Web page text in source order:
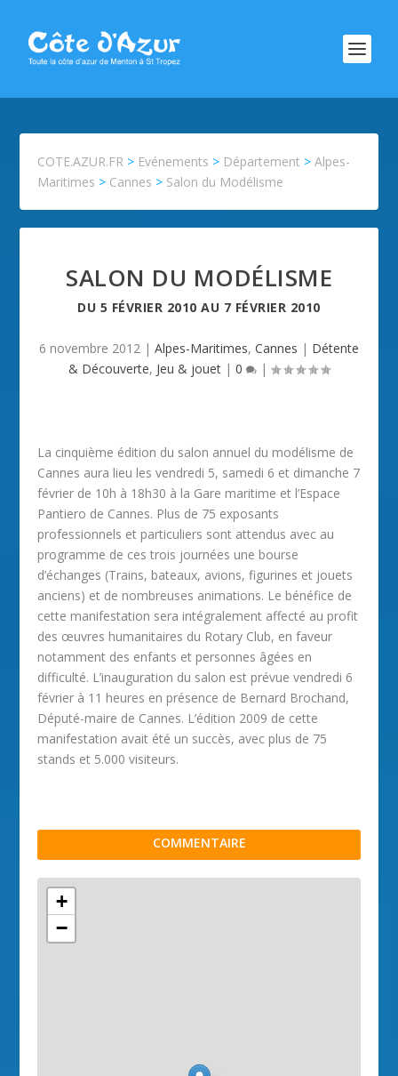
COTE.AZUR.FR > Evénements > Département >Alpes-
Maritimes > Cannes > Salon du Modélisme
SALON DU MODÉLISME
DU 5 FÉVRIER 2010 AU 7 FÉVRIER 2010
6 novembre 2012 | Alpes-Maritimes, Cannes | Détente
& Découverte, Jeu & jouet | 0 |
La cinquième édition du salon annuel du modélisme de
Cannes aura lieu les vendredi 5, samedi 6 et dimanche 7
février de 10h à 18h30 à la Gare maritime et l’Espace
Pantiero de Cannes. Plus de 75 exposants
professionnels et particuliers sont attendus avec au
programme de ces trois journées une bourse
d’échanges (Trains, bateaux, avions, figurines et jouets
anciens) et de nombreuses animations. Le bénéfice de
cette manifestation sera intégralement affecté au profit
des œuvres humanitaires du Rotary Club, en faveur
notamment des enfants et personnes âgées en
difficulté. L’inauguration du salon est prévue vendredi 6
février à 11 heures en présence de Bernard Brochand,
Député-maire de Cannes. L’édition 2009 de cette
manifestation avait été un succès, avec plus de 75
stands et 5.000 visiteurs.
COMMENTAIRE
+
−